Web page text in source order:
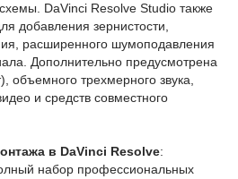
DaVinci Resolve Studio также
добавления зернистости,
расширенного шумоподавления
Дополнительно предусмотрена
объемного трехмерного звука,
и средств совместного
в DaVinci Resolve:
набор профессиональных